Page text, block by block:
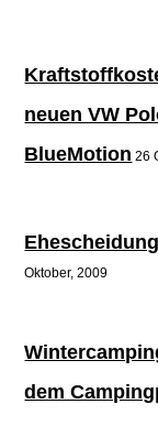
neuen VW
BlueMotion 26
Oktober, 2009
dem